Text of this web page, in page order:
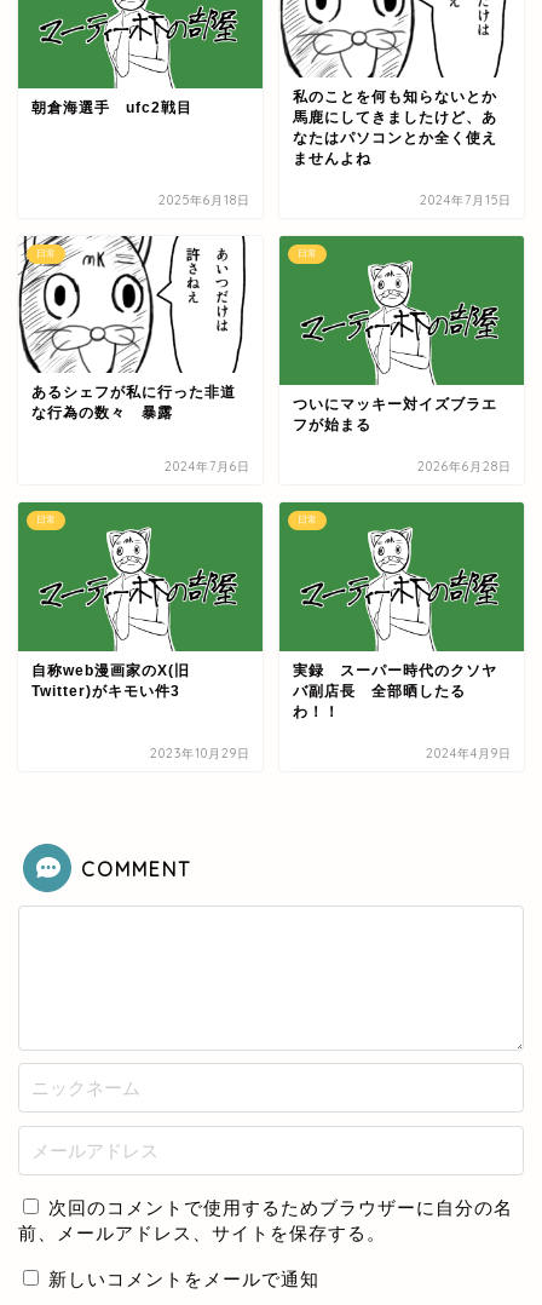
朝倉海選手 ufc2戦目
2025年6月18日
私のことを何も知らないとか
馬鹿にしてきましたけど、あ
なたはパソコンとか全く使え
ませんよね
2024年7月15日
日常
あるシェフが私に行った非道
な行為の数々 暴露
2024年7月6日
日常
ついにマッキー対イズブラエ
フが始まる
2026年6月28日
日常
自称web漫画家のX(旧
Twitter)がキモい件3
2023年10月29日
日常
実録 スーパー時代のクソヤ
バ副店長 全部晒したる
わ！！
2024年4月9日
COMMENT
次回のコメントで使用するためブラウザーに自分の名
前、メールアドレス、サイトを保存する。
新しいコメントをメールで通知